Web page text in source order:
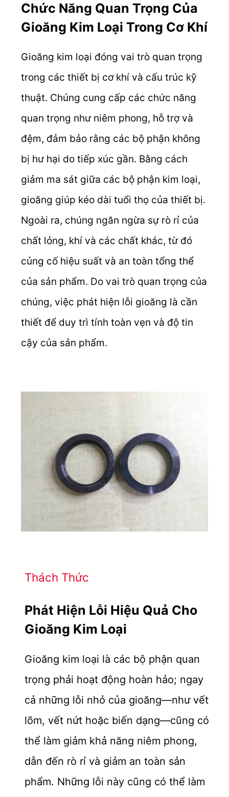
Chức Năng Quan Trọng Của
Gioăng Kim Loại Trong Cơ Khí
Gioăng kim loại đóng vai trò quan trọng
trong các thiết bị cơ khí và cấu trúc kỹ
thuật. Chúng cung cấp các chức năng
quan trọng như niêm phong, hỗ trợ và
đệm, đảm bảo rằng các bộ phận không
bị hư hại do tiếp xúc gần. Bằng cách
giảm ma sát giữa các bộ phận kim loại,
gioăng giúp kéo dài tuổi thọ của thiết bị.
Ngoài ra, chúng ngăn ngừa sự rò rỉ của
chất lỏng, khí và các chất khác, từ đó
củng cố hiệu suất và an toàn tổng thể
của sản phẩm. Do vai trò quan trọng của
chúng, việc phát hiện lỗi gioăng là cần
thiết để duy trì tính toàn vẹn và độ tin
cậy của sản phẩm.
Thách Thức
Phát Hiện Lỗi Hiệu Quả Cho
Gioăng Kim Loại
Gioăng kim loại là các bộ phận quan
trọng phải hoạt động hoàn hảo; ngay
cả những lỗi nhỏ của gioăng—như vết
lõm, vết nứt hoặc biến dạng—cũng có
thể làm giảm khả năng niêm phong,
dẫn đến rò rỉ và giảm an toàn sản
phẩm. Những lỗi này cũng có thể làm